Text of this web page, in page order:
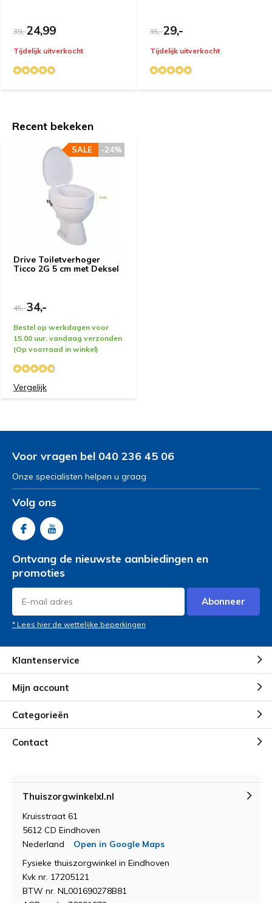
39,-24,99
Tijdelijk uitverkocht
35,-29,-
Tijdelijk uitverkocht
Recent bekeken
Drive Toiletverhoger
Ticco 2G 5 cm met Deksel
-24%
SALE
45,-34,-
Bestel op werkdagen voor
15.00 uur, vandaag verzonden
(Op voorraad in winkel)
Vergelijk
Voor vragen bel 040 236 45 06
Onze specialisten helpen u graag
Volg ons
Ontvang de nieuwste aanbiedingen en
promoties
Abonneer
* Lees hier de wettelijke beperkingen
Klantenservice
Mijn account
Categorieën
Contact
Thuiszorgwinkelxl.nl
Kruisstraat 61
5612 CD Eindhoven
Nederland
Open in Google Maps
Fysieke thuiszorgwinkel in Eindhoven
Kvk nr. 17205121
BTW nr. NL001690278B81